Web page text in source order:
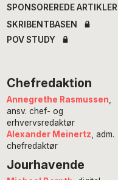
SPONSOREREDE ARTIKLER
SKRIBENTBASEN
POV STUDY
Chefredaktion
Annegrethe Rasmussen
ansv. chef- og
erhvervsredaktør
Alexander Meinertz , adm.
chefredaktør
Jourhavende